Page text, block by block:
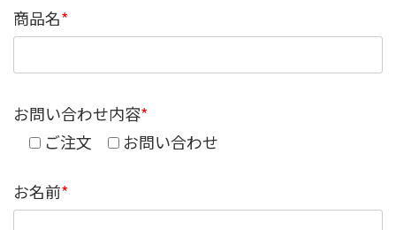
商品名*
お問い合わせ内容*
ご注文
お問い合わせ
お名前*